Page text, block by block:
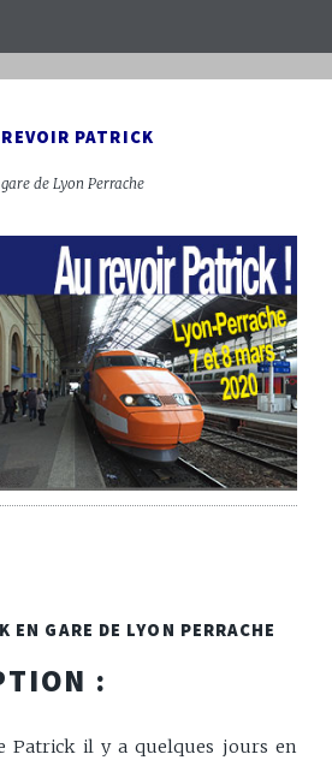
PATRICK
de Lyon Perrache
EN GARE DE LYON PERRACHE
:
Patrick il y a quelques jours en